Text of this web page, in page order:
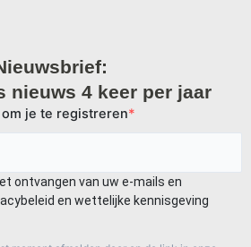
nieuws 4 keer per jaar
je te registreren
ontvangen van uw e-mails en
en wettelijke kennisgeving